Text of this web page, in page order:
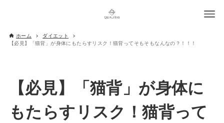
ホーム
ダイエット
【必見】「猫背」が身体にもたらすリスク！猫背ってそもそもなんなの？！！！
【必見】「猫背」が身体に
もたらすリスク！猫背って